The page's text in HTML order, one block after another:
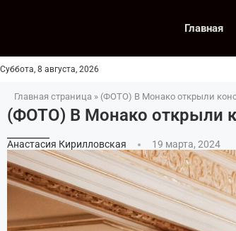
Главная
Суббота, 8 августа, 2026
Главная страница » (ФОТО) В Монако открыли
(ФОТО) В Монако открыли
Анастасия Кирилловская 19 марта, 2024